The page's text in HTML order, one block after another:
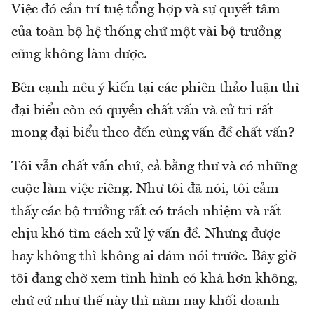
Việc đó cần trí tuệ tổng hợp và sự quyết tâm
của toàn bộ hệ thống chứ một vài bộ trưởng
cũng không làm được.
Bên cạnh nêu ý kiến tại các phiên thảo luận thì
đại biểu còn có quyền chất vấn và cử tri rất
mong đại biểu theo đến cùng vấn đề chất vấn?
Tôi vẫn chất vấn chứ, cả bằng thư và có những
cuộc làm việc riêng. Như tôi đã nói, tôi cảm
thấy các bộ trưởng rất có trách nhiệm và rất
chịu khó tìm cách xử lý vấn đề. Nhưng được
hay không thì không ai dám nói trước. Bây giờ
tôi đang chờ xem tình hình có khá hơn không,
chứ cứ như thế này thì năm nay khối doanh